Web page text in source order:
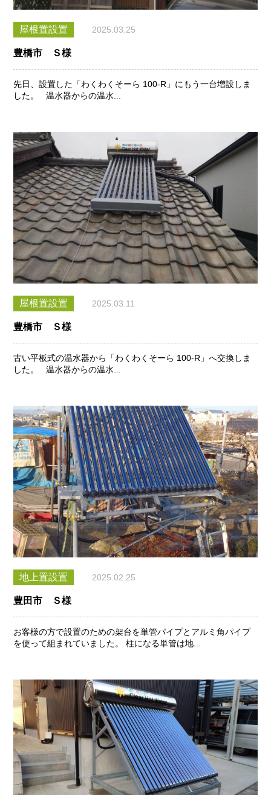
屋根置設置 2025.03.25
豊橋市 Ｓ様
先日、設置した「わくわくそーら 100-R」にもう一台増設しま
した。 温水器からの温水...
屋根置設置 2025.03.11
豊橋市 Ｓ様
古い平板式の温水器から「わくわくそーら 100-R」へ交換しま
した。 温水器からの温水...
地上置設置 2025.02.25
豊田市 Ｓ様
お客様の方で設置のための架台を単管パイプとアルミ角パイプ
を使って組まれていました。 柱になる単管は地...